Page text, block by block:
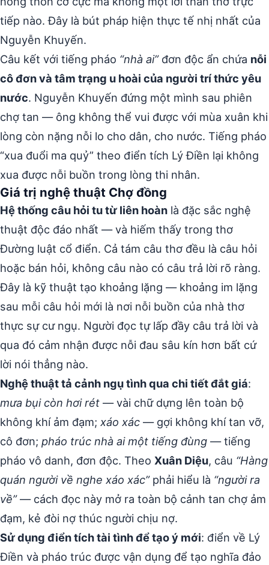
tiếp nào. Đây là bút pháp hiện thực tế nhị nhất của
Nguyễn Khuyến.
Câu kết với tiếng pháo “nhà ai”đơn độc ẩn chứa nỗi
cô đơn và tâm trạng u hoài của người trí thức yêu
nước. Nguyễn Khuyến đứng một mình sau phiên
chợ tan — ông không thể vui được với mùa xuân khi
lòng còn nặng nỗi lo cho dân, cho nước. Tiếng pháo
“xua đuổi ma quỷ” theo điển tích Lý Điền lại không
xua được nỗi buồn trong lòng thi nhân.
Giá trị nghệ thuật Chợ đồng
Hệ thống câu hỏi tu từ liên hoàn là đặc sắc nghệ
thuật độc đáo nhất — và hiếm thấy trong thơ
Đường luật cổ điển. Cả tám câu thơ đều là câu hỏi
hoặc bán hỏi, không câu nào có câu trả lời rõ ràng.
Đây là kỹ thuật tạo khoảng lặng — khoảng im lặng
sau mỗi câu hỏi mới là nơi nỗi buồn của nhà thơ
thực sự cư ngụ. Người đọc tự lấp đầy câu trả lời và
qua đó cảm nhận được nỗi đau sâu kín hơn bất cứ
lời nói thẳng nào.
Nghệ thuật tả cảnh ngụ tình qua chi tiết đắt giá:
mưa bụi còn hơi rét — vài chữ dựng lên toàn bộ
không khí ảm đạm; xáo xác — gợi không khí tan vỡ,
cô đơn; pháo trúc nhà ai một tiếng đùng — tiếng
pháo vô danh, đơn độc. Theo Xuân Diệu, câu “Hàng
quán người về nghe xáo xác”phải hiểu là “người ra
về”— cách đọc này mở ra toàn bộ cảnh tan chợ ảm
đạm, kẻ đòi nợ thúc người chịu nợ.
Sử dụng điển tích tài tình để tạo ý mới: điển về Lý
Điền và pháo trúc được vận dụng để tạo nghĩa đảo